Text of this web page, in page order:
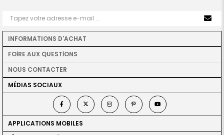
INFORMATIONS D'ACHAT
FOİRE AUX QUESTİONS
NOUS CONTACTER
MÉDIAS SOCIAUX
APPLICATIONS MOBILES